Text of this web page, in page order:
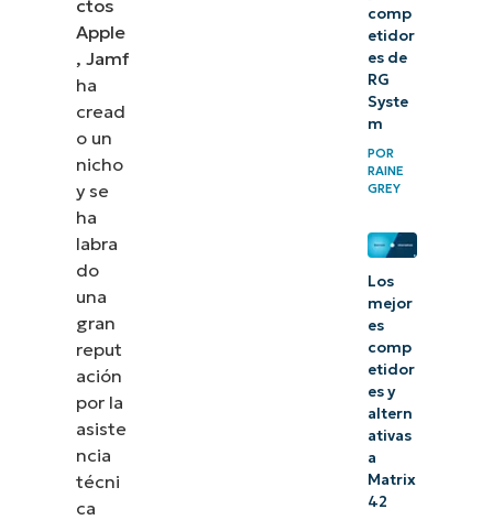
ctos
Apple
, Jamf
ha
cread
o un
nicho
y se
ha
labra
do
una
gran
reput
ación
por la
asiste
ncia
técni
ca
comp
etidor
es de
RG
Syste
m
POR
RAINE
GREY
Los
mejor
es
comp
etidor
es y
altern
ativas
a
Matrix
42